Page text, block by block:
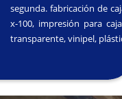
segunda. fabricación de
x-100, impresión para
transparente, vinipel,